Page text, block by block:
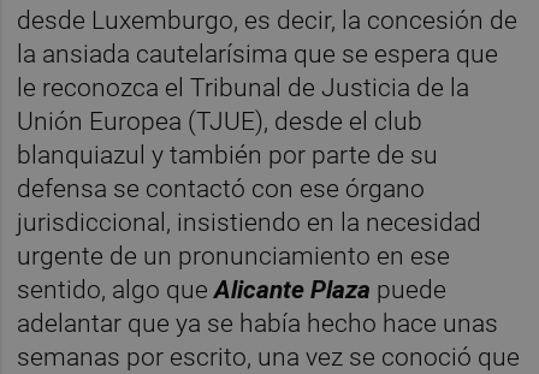
desde Luxemburgo, es decir, la concesión de
la ansiada cautelarísima que se espera que
le reconozca el Tribunal de Justicia de la
Unión Europea (TJUE), desde el club
blanquiazul y también por parte de su
defensa se contactó con ese órgano
jurisdiccional, insistiendo en la necesidad
urgente de un pronunciamiento en ese
sentido, algo queAlicante Plaza puede
adelantar que ya se había hecho hace unas
semanas por escrito, una vez se conoció que